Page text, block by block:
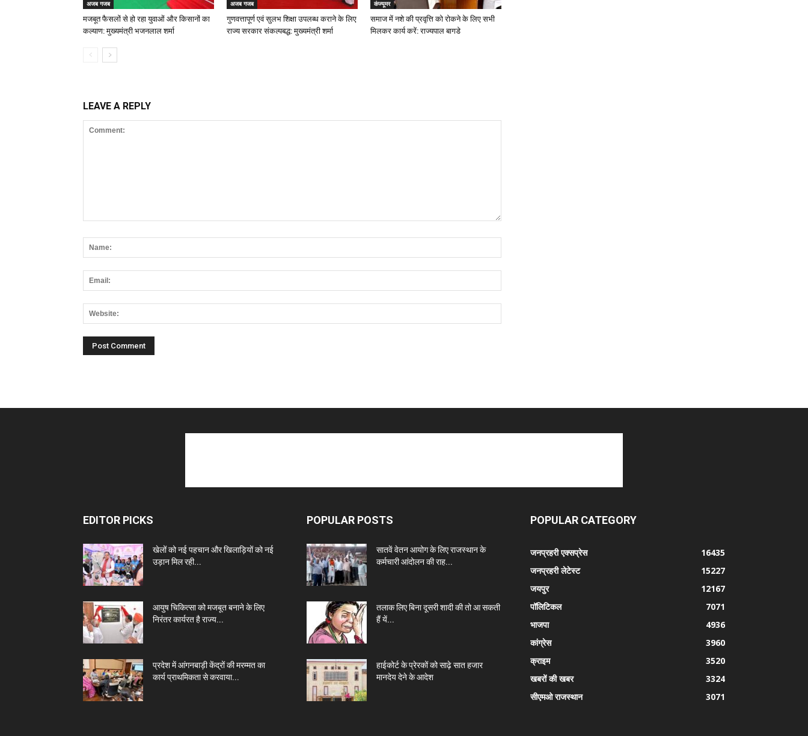
अजब गजब
मजबूत फैसलों से हो रहा युवाओं और किसानों का
कल्याण: मुख्यमंत्री भजनलाल शर्मा
अजब गजब
गुणवत्तापूर्ण एवं सुलभ शिक्षा उपलब्ध कराने के लिए
राज्य सरकार संकल्पबद्ध: मुख्यमंत्री शर्मा
कंज्यूमर
समाज में नशे की प्रवृत्ति को रोकने के लिए सभी
मिलकर कार्य करें: राज्यपाल बागडे
LEAVE A REPLY
EDITOR PICKS
खेलों को नई पहचान और खिलाड़ियों को नई
उड़ान मिल रही...
आयुष चिकित्सा को मजबूत बनाने के लिए
निरंतर कार्यरत है राज्य...
प्रदेश में आंगनबाड़ी केंद्रों की मरम्मत का
कार्य प्राथमिकता से करवाया...
POPULAR POSTS
सातवें वेतन आयोग के लिए राजस्थान के
कर्मचारी आंदोलन की राह...
तलाक लिए बिना दूसरी शादी की तो आ सकती
हैं यें...
हाईकोर्ट के प्रेरकों को साढ़े सात हजार
मानदेय देने के आदेश
POPULAR CATEGORY
जनप्रहरी एक्सप्रेस
16435
जनप्रहरी लेटेस्ट
15227
जयपुर
12167
पॉलिटिकल
7071
भाजपा
4936
कांग्रेस
3960
क्राइम
3520
खबरों की खबर
3324
सीएमओ राजस्थान
3071